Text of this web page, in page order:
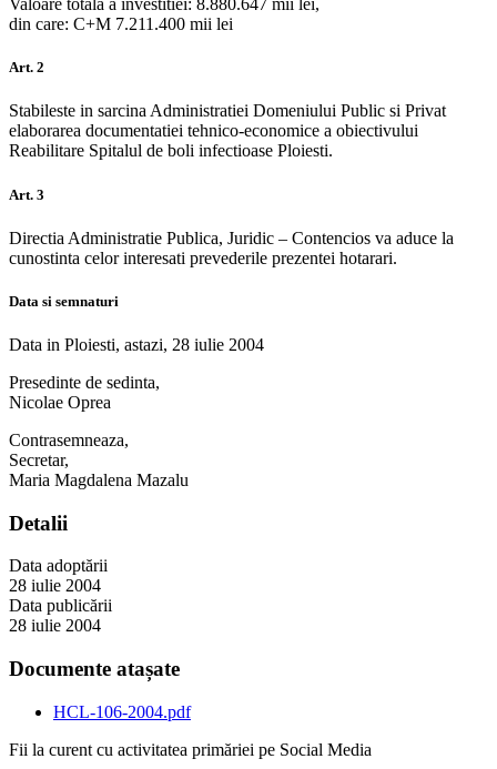
Valoare totala a investitiei: 8.880.647 mii lei,
din care: C+M 7.211.400 mii lei
Art. 2
Stabileste in sarcina Administratiei Domeniului Public si Privat
elaborarea documentatiei tehnico-economice a obiectivului
Reabilitare Spitalul de boli infectioase Ploiesti.
Art. 3
Directia Administratie Publica, Juridic – Contencios va aduce la
cunostinta celor interesati prevederile prezentei hotarari.
Data si semnaturi
Data in Ploiesti, astazi, 28 iulie 2004
Presedinte de sedinta,
Nicolae Oprea
Contrasemneaza,
Secretar,
Maria Magdalena Mazalu
Detalii
Data adoptării
28 iulie 2004
Data publicării
28 iulie 2004
Documente atașate
HCL-106-2004.pdf
Fii la curent cu activitatea primăriei pe Social Media